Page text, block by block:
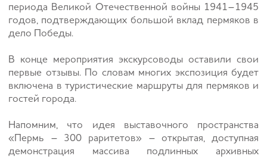
периода Великой Отечественной войны 1941–1945
годов, подтверждающих большой вклад пермяков в
дело Победы.
В конце мероприятия экскурсоводы оставили свои
первые отзывы. По словам многих экспозиция будет
включена в туристические маршруты для пермяков и
гостей города.
Напомним, что идея выставочного пространства
«Пермь – 300 раритетов» – открытая, доступная
демонстрация массива подлинных архивных